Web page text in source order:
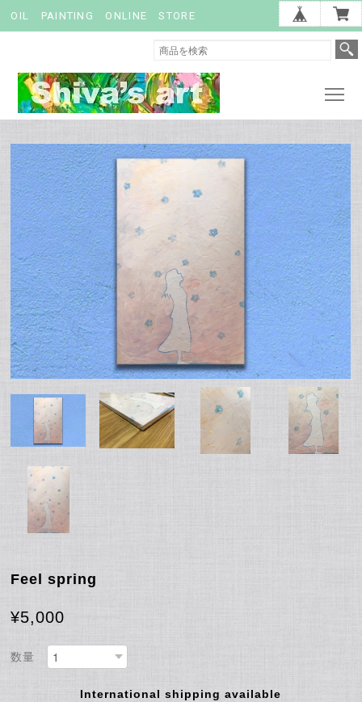
OIL PAINTING ONLINE STORE
Feel spring
¥5,000
数量
International shipping available